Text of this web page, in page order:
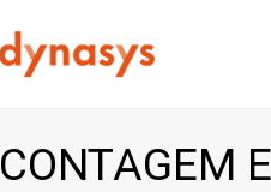
CONTAGEM